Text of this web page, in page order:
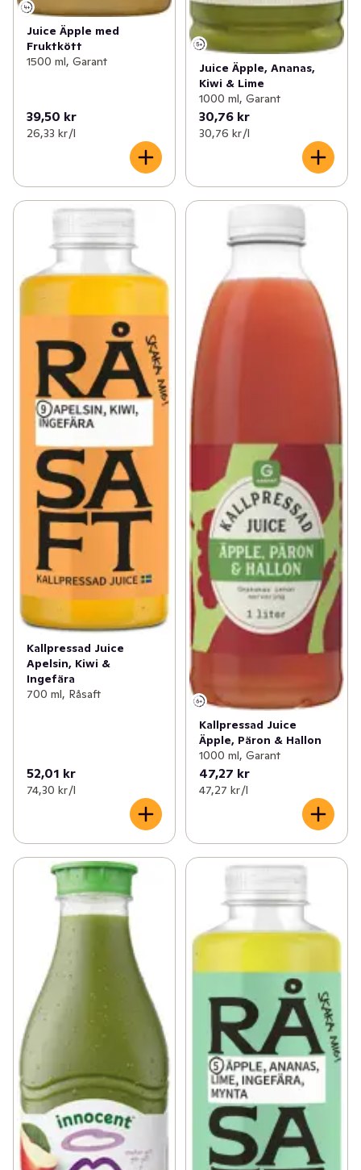
Juice Äpple med
Fruktkött
1500 ml, Garant
39,50 kr
26,33 kr /l
Juice Äpple, Ananas,
Kiwi & Lime
1000 ml, Garant
30,76 kr
30,76 kr /l
Kallpressad Juice
Apelsin, Kiwi &
Ingefära
700 ml, Råsaft
52,01 kr
74,30 kr /l
Kallpressad Juice
Äpple, Päron & Hallon
1000 ml, Garant
47,27 kr
47,27 kr /l